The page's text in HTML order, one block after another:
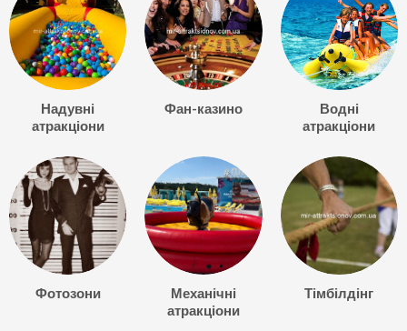
Надувні
атракціони
Фан-казино
Водні
атракціони
Фотозони
Механічні
атракціони
Тімбілдінг